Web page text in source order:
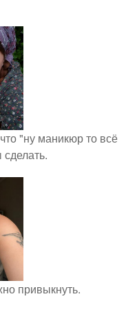
"ну маникюр то всё
привыкнуть.